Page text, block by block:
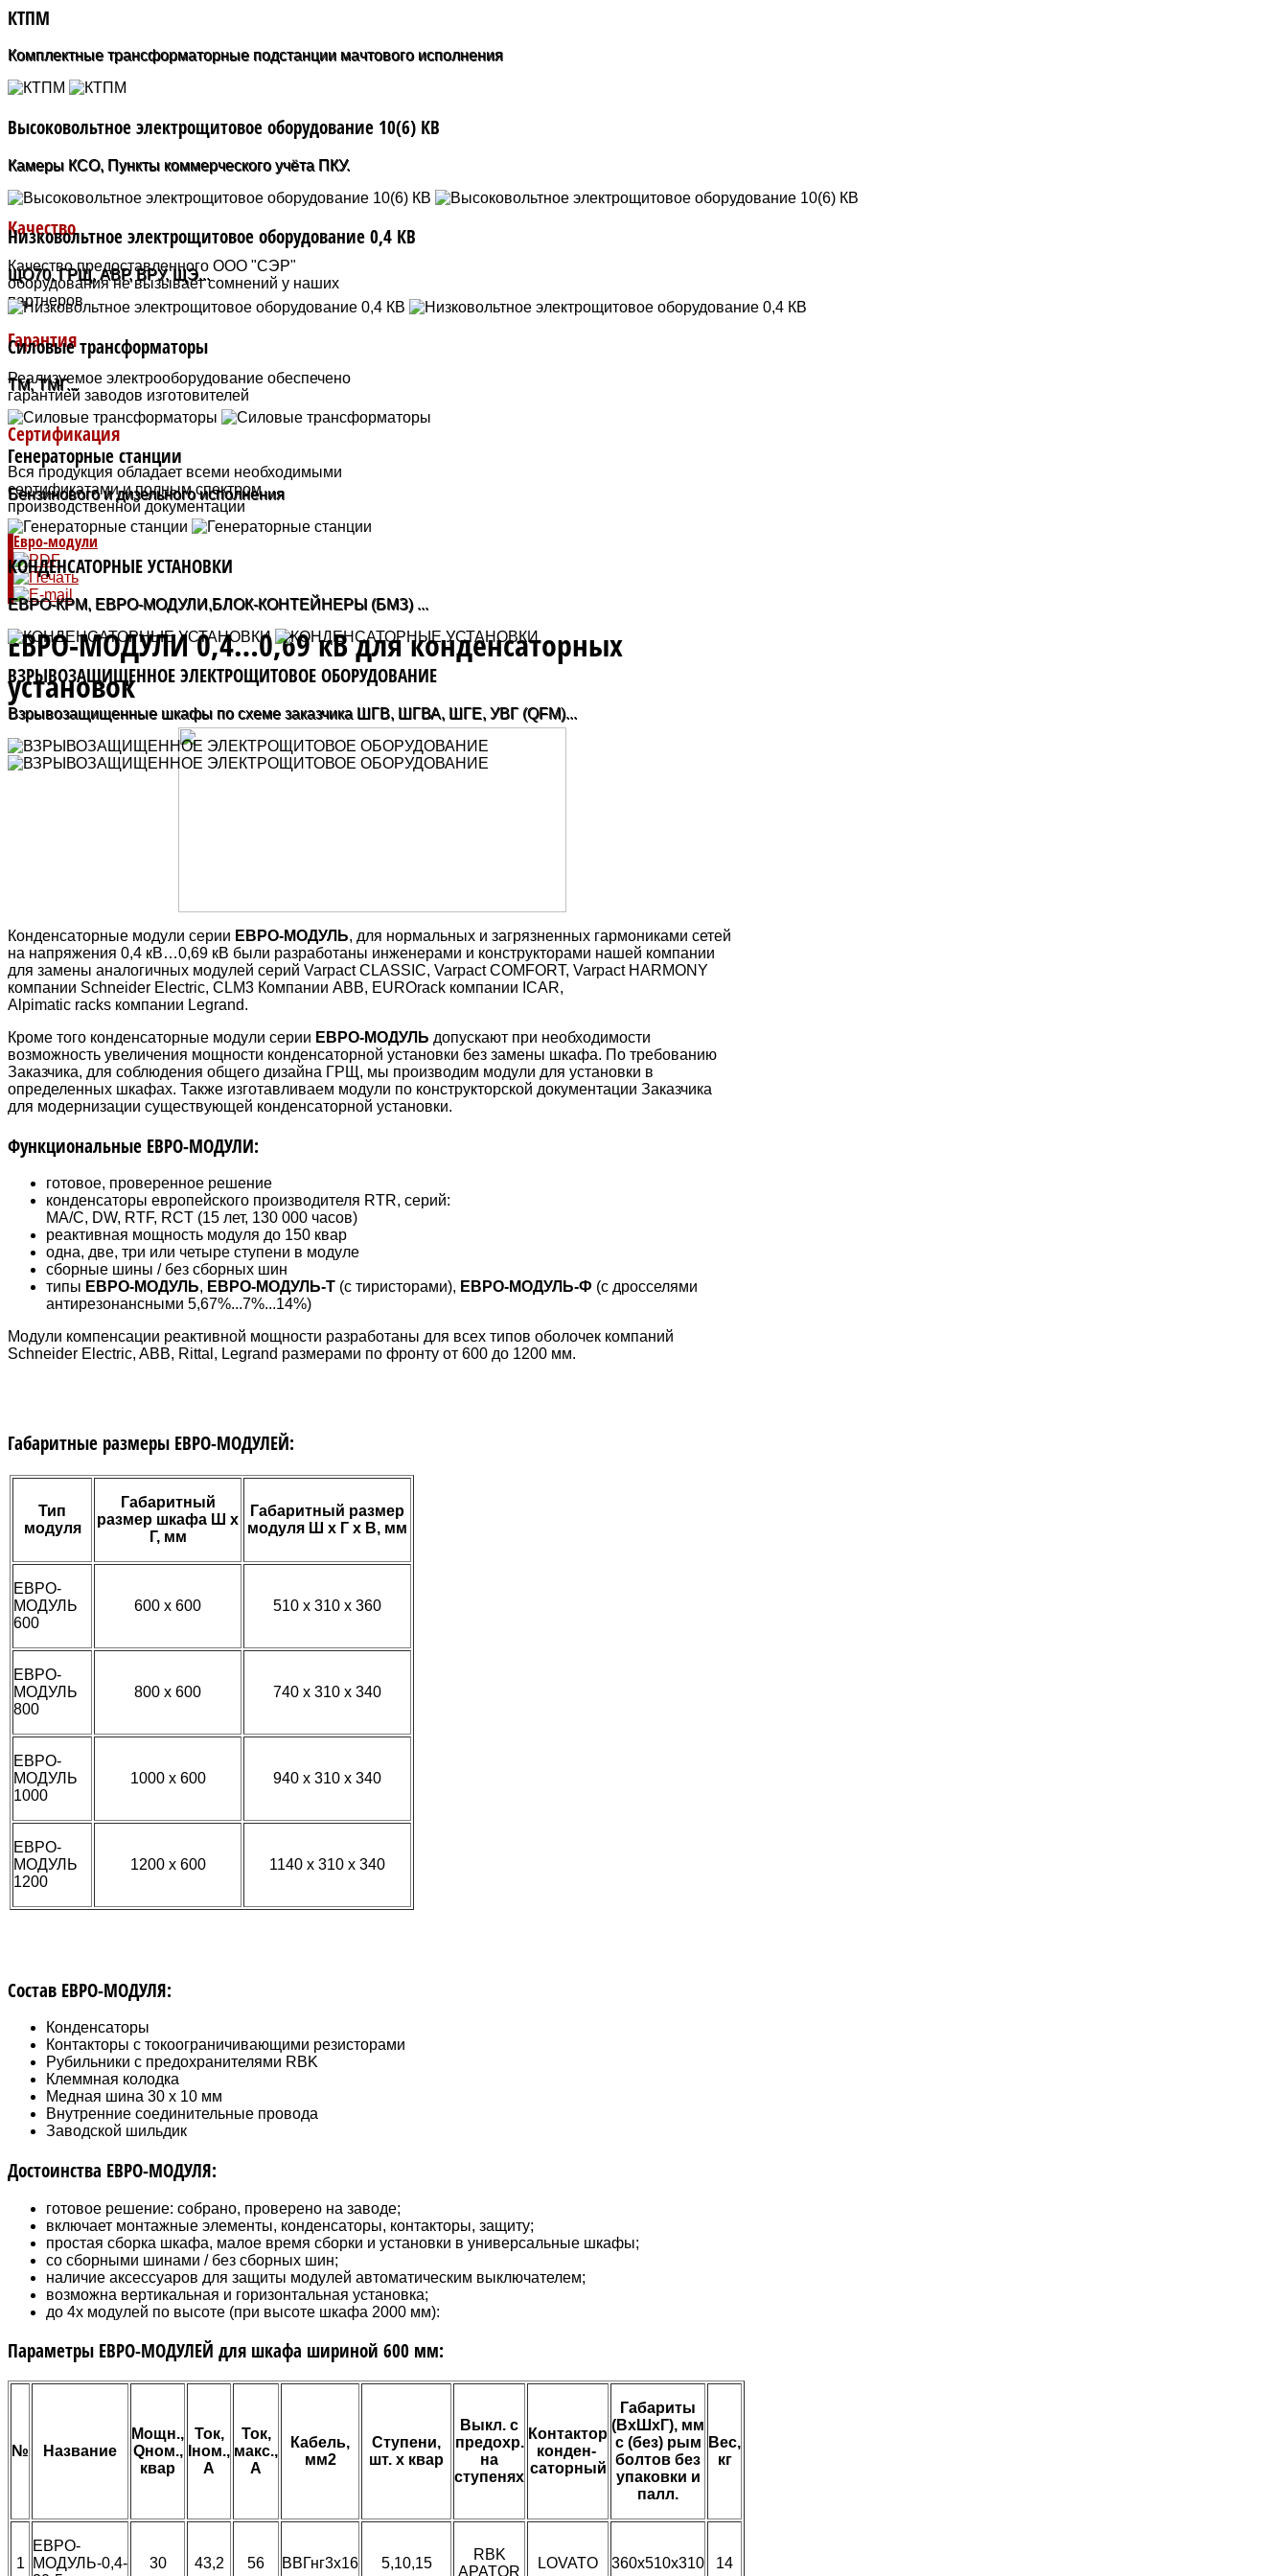
КТПМ
Комплектные трансформаторные подстанции мачтового исполнения
Высоковольтное электрощитовое оборудование 10(6) КВ
Камеры КСО, Пункты коммерческого учёта ПКУ.
Низковольтное электрощитовое оборудование 0,4 КВ
ЩО70, ГРЩ, АВР, ВРУ, ЩЭ...
Силовые трансформаторы
ТМ, ТМГ...
Генераторные станции
Бензинового и дизельного исполнения
КОНДЕНСАТОРНЫЕ УСТАНОВКИ
ЕВРО-КРМ, ЕВРО-МОДУЛИ,БЛОК-КОНТЕЙНЕРЫ (БМЗ) ...
ВЗРЫВОЗАЩИЩЕННОЕ ЭЛЕКТРОЩИТОВОЕ ОБОРУДОВАНИЕ
Взрывозащищенные шкафы по схеме заказчика ШГВ, ШГВА, ШГЕ, УВГ (QFM)...
Качество
Качество предоставленного ООО "СЭР"
оборудования не вызывает сомнений у наших
партнеров
Гарантия
Реализуемое электрооборудование обеспечено
гарантией заводов изготовителей
Сертификация
Вся продукция обладает всеми необходимыми
сертификатами и полным спектром
производственной документации
Евро-модули
ЕВРО-МОДУЛИ 0,4…0,69 кВ для конденсаторных
установок
Конденсаторные модули серии ЕВРО-МОДУЛЬ, для нормальных и загрязненных гармониками сетей
на напряжения 0,4 кВ…0,69 кВ были разработаны инженерами и конструкторами нашей компании
для замены аналогичных модулей серий Varpact CLASSIC, Varpact COMFORT, Varpact HARMONY
компании Schneider Electric, CLM3 Компании ABB, EUROrack компании ICAR,
Alpimatic racks компании Legrand.
Кроме того конденсаторные модули серии ЕВРО-МОДУЛЬ допускают при необходимости
возможность увеличения мощности конденсаторной установки без замены шкафа. По требованию
Заказчика, для соблюдения общего дизайна ГРЩ, мы производим модули для установки в
определенных шкафах. Также изготавливаем модули по конструкторской документации Заказчика
для модернизации существующей конденсаторной установки.
Функциональные ЕВРО-МОДУЛИ:
готовое, проверенное решение
конденсаторы европейского производителя RTR, серий:
MA/C, DW, RTF, RCT (15 лет, 130 000 часов)
реактивная мощность модуля до 150 квар
одна, две, три или четыре ступени в модуле
сборные шины / без сборных шин
типы ЕВРО-МОДУЛЬ, ЕВРО-МОДУЛЬ-Т (с тиристорами), ЕВРО-МОДУЛЬ-Ф (с дросселями
антирезонансными 5,67%...7%...14%)
Модули компенсации реактивной мощности разработаны для всех типов оболочек компаний
Schneider Electric, ABB, Rittal, Legrand размерами по фронту от 600 до 1200 мм.
Габаритные размеры ЕВРО-МОДУЛЕЙ:
Тип
модуля
Габаритный
размер шкафа Ш х
Г, мм
Габаритный размер
модуля Ш х Г х В, мм
ЕВРО-
МОДУЛЬ
600
600 х 600 510 х 310 х 360
ЕВРО-
МОДУЛЬ
800
800 х 600 740 х 310 х 340
ЕВРО-
МОДУЛЬ
1000
1000 х 600 940 х 310 х 340
ЕВРО-
МОДУЛЬ
1200
1200 х 600 1140 х 310 х 340
Состав ЕВРО-МОДУЛЯ:
Конденсаторы
Контакторы с токоограничивающими резисторами
Рубильники с предохранителями RBK
Клеммная колодка
Медная шина 30 х 10 мм
Внутренние соединительные провода
Заводской шильдик
Достоинства ЕВРО-МОДУЛЯ:
готовое решение: собрано, проверено на заводе;
включает монтажные элементы, конденсаторы, контакторы, защиту;
простая сборка шкафа, малое время сборки и установки в универсальные шкафы;
со сборными шинами / без сборных шин;
наличие аксессуаров для защиты модулей автоматическим выключателем;
возможна вертикальная и горизонтальная установка;
до 4х модулей по высоте (при высоте шкафа 2000 мм):
Параметры ЕВРО-МОДУЛЕЙ для шкафа шириной 600 мм:
№ Название
Мощн.,
Qном.,
квар
Ток,
Iном.,
А
Ток,
макс.,
А
Кабель,
мм2
Ступени,
шт. х квар
Выкл. с
предохр.
на
ступенях
Контактор
конден-
саторный
Габариты
(ВхШхГ), мм
с (без) рым
болтов без
упаковки и
палл.
Вес,
кг
1
ЕВРО-
МОДУЛЬ-0,4-
30 43,2 56 ВВГнг3х16 5,10,15
RBK
APATOR
LOVATO 360х510х310 14